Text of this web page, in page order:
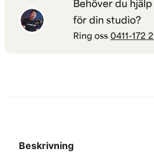
Behöver du
för din studio?
Ring oss 0411-172
Beskrivning